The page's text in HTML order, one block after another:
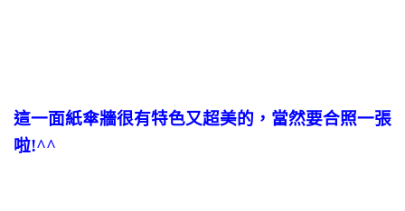
這一面紙傘牆很有特色又超美的，當然要合照一張
啦!^^